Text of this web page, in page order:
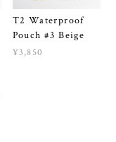
T2 Waterproof
Pouch #3 Beige
¥3,850